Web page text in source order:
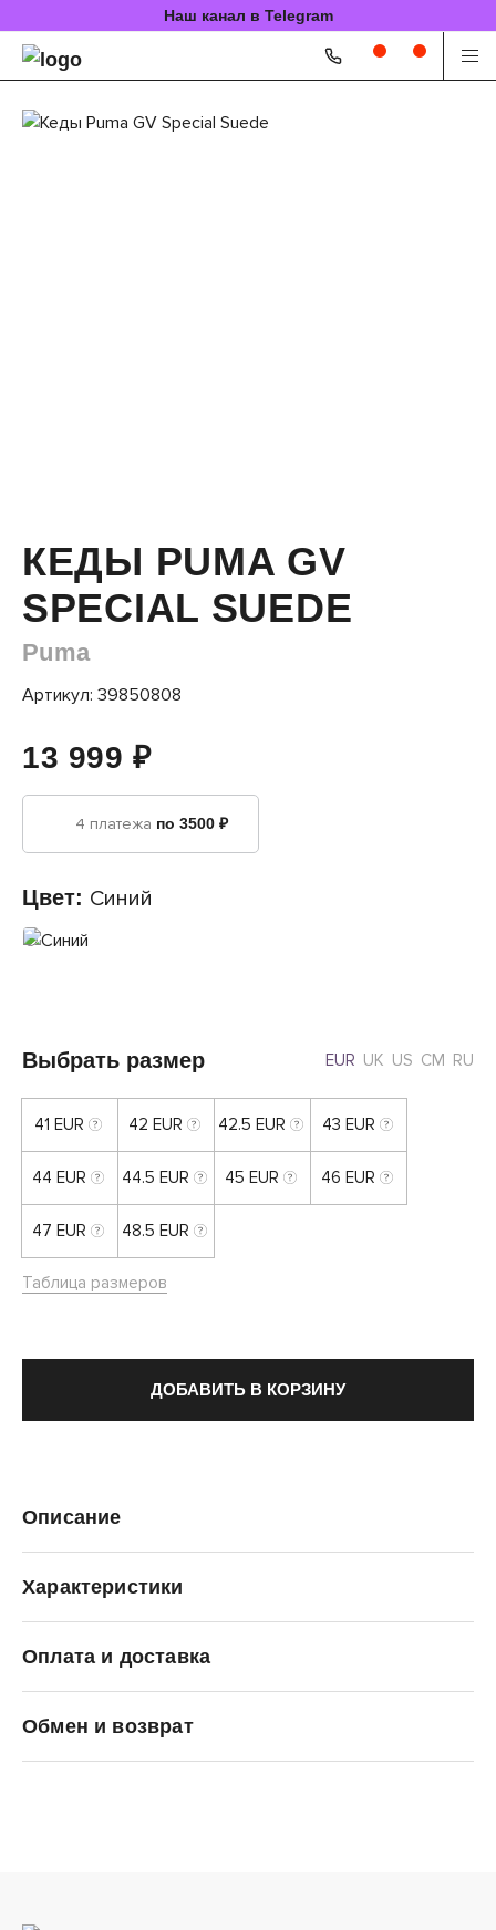
Наш канал в Telegram
КЕДЫ PUMA GV
SPECIAL SUEDE
Puma
Артикул: 39850808
13 999 ₽
4 платежа по 3500 ₽
Цвет: Синий
Выбрать размер EUR UK US CM RU
41 EUR 42 EUR 42.5 EUR 43 EUR
44 EUR 44.5 EUR 45 EUR 46 EUR
47 EUR 48.5 EUR
Таблица размеров
ДОБАВИТЬ В КОРЗИНУ
Описание
Характеристики
Оплата и доставка
Обмен и возврат